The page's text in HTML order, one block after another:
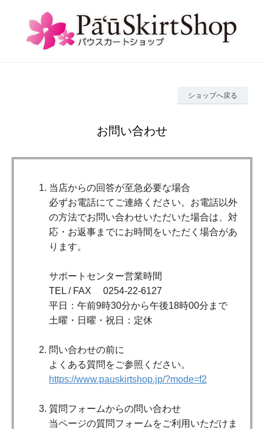
ショップへ戻る
お問い合わせ
当店からの回答が至急必要な場合
必ずお電話にてご連絡ください。お電話以外
の方法でお問い合わせいただいた場合は、対
応・お返事までにお時間をいただく場合があ
ります。
サポートセンター営業時間
TEL / FAX 0254-22-6127
平日：午前9時30分から午後18時00分まで
土曜・日曜・祝日：定休
問い合わせの前に
よくある質問をご参照ください。
https://www.pauskirtshop.jp/?mode=f2
質問フォームからの問い合わせ
当ページの質問フォームをご利用いただけま